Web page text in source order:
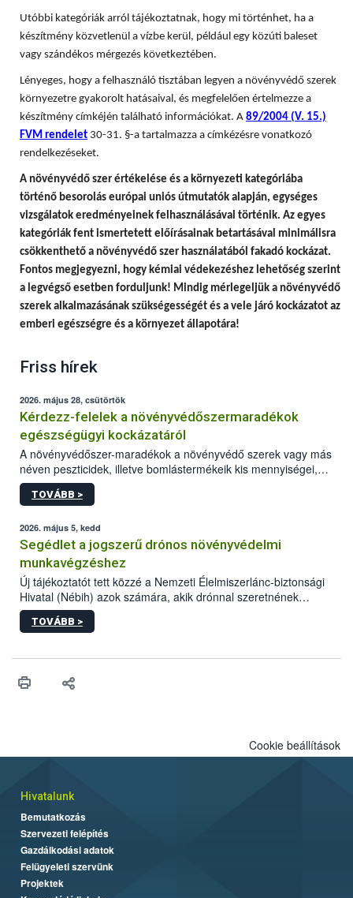
Utóbbi kategóriák arról tájékoztatnak, hogy mi történhet, ha a
készítmény közvetlenül a vízbe kerül, például egy közúti baleset
vagy szándékos mérgezés következtében.
Lényeges, hogy a felhasználó tisztában legyen a növényvédő szerek
környezetre gyakorolt hatásaival, és megfelelően értelmezze a
készítmény címkéjén található információkat. A 89/2004 (V. 15.)
FVM rendelet 30-31. §-a tartalmazza a címkézésre vonatkozó
rendelkezéseket.
A növényvédő szer értékelése és a környezeti kategóriába
történő besorolás európai uniós útmutatók alapján, egységes
vizsgálatok eredményeinek felhasználásával történik. Az egyes
kategóriák fent ismertetett előírásainak betartásával minimálisra
csökkenthető a növényvédő szer használatából fakadó kockázat.
Fontos megjegyezni, hogy kémiai védekezéshez lehetőség szerint
a legvégső esetben forduljunk! Mindig mérlegeljük a növényvédő
szerek alkalmazásának szükségességét és a vele járó kockázatot az
emberi egészségre és a környezet állapotára!
Friss hírek
2026. május 28, csütörtök
Kérdezz-felelek a növényvédőszermaradékok
egészségügyi kockázatáról
A növényvédőszer-maradékok a növényvédő szerek vagy más
néven peszticidek, illetve bomlástermékeik kis mennyiségei,
melyek a terményekben vagy azok felületén a betakarítást,
szüretelést, illetve tárolást követően is megmaradhatnak. Az
mennyiségének esetenként a kezelt terményeken is jelen kell
lennie. Nem minden élelmiszer tartalmaz szermaradékot.
Azokban az élelmiszerekben is, melyekben kimutathatóak,
általában csak nagyon kis mennyiségben vannak jelen, így nem
jelenthetnek kockázatot a fogyasztó egészségére nézve.
TOVÁBB >
2026. május 5, kedd
Segédlet a jogszerű drónos növényvédelmi
munkavégzéshez
Új tájékoztatót tett közzé a Nemzeti Élelmiszerlánc-biztonsági
Hivatal (Nébih) azok számára, akik drónnal szeretnének
növényvédelmi vagy tápanyag-gazdálkodási tevékenységet
végezni Magyarországon. Az összefoglaló részletesen
műszaki és hatósági feltételek.
TOVÁBB >
Cookie beállítások
Hivatalunk
Bemutatkozás
Szervezeti felépítés
Gazdálkodási adatok
Felügyeleti szervünk
Projektek